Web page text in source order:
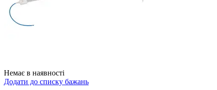
Немає в наявності
Додати до списку бажань